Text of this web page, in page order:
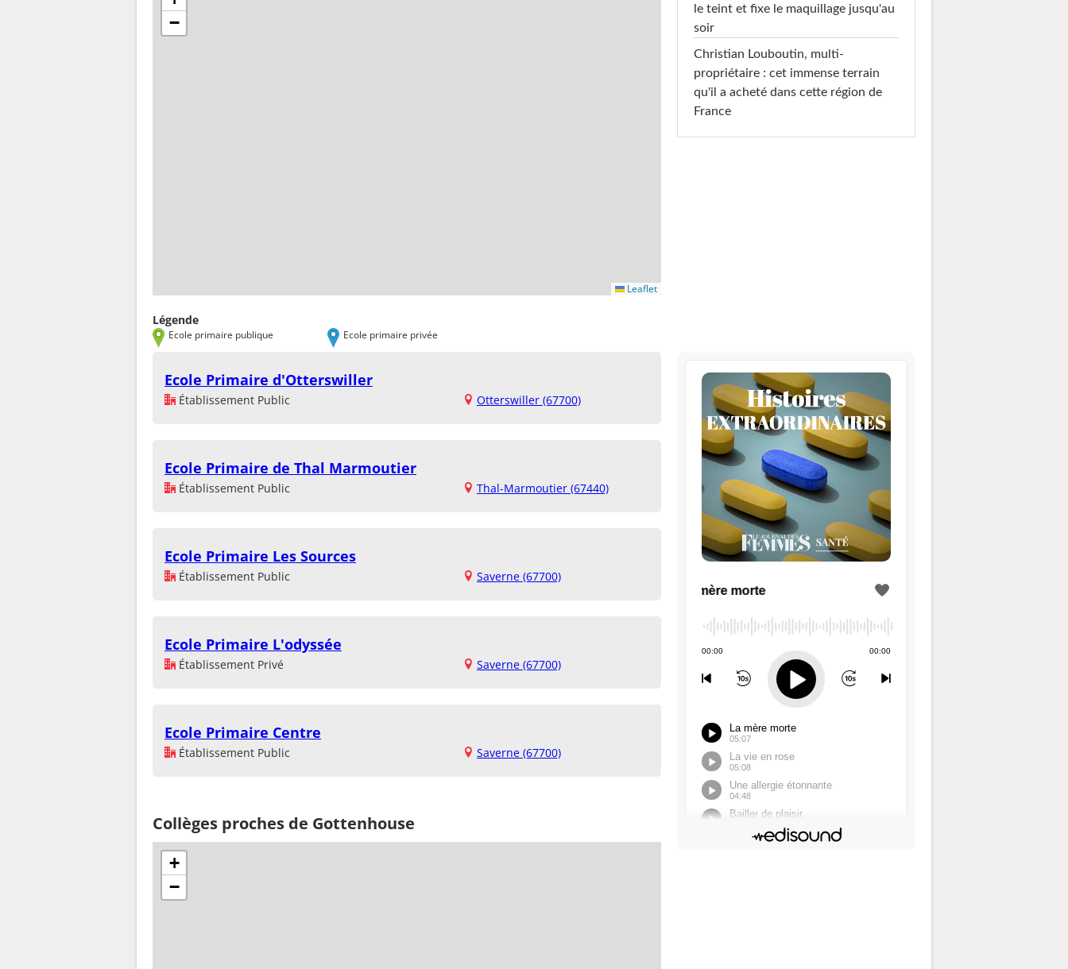
−
Leaflet
Légende
Ecole primaire publique Ecole primaire privée
Ecole Primaire d'Otterswiller
Établissement Public Otterswiller (67700)
Ecole Primaire de Thal Marmoutier
Établissement Public Thal-Marmoutier (67440)
Ecole Primaire Les Sources
Établissement Public Saverne (67700)
Ecole Primaire L'odyssée
Établissement Privé Saverne (67700)
Ecole Primaire Centre
Établissement Public Saverne (67700)
Collèges proches de Gottenhouse
+
−
le teint et fixe le maquillage jusqu'au
soir
Christian Louboutin, multi-
propriétaire : cet immense terrain
qu'il a acheté dans cette région de
France